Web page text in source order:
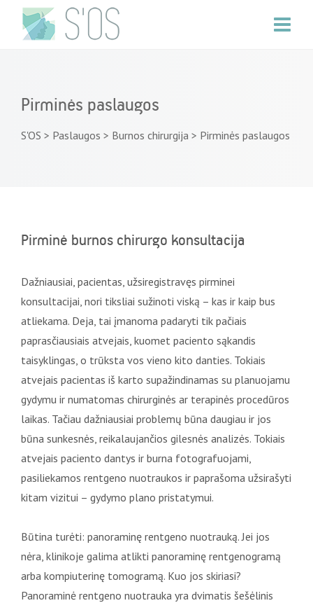
Pirminės paslaugos
S'OS > Paslaugos > Burnos chirurgija > Pirminės paslaugos
Pirminė burnos chirurgo konsultacija
Dažniausiai, pacientas, užsiregistravęs pirminei
konsultacijai, nori tiksliai sužinoti viską – kas ir kaip bus
atliekama. Deja, tai įmanoma padaryti tik pačiais
paprasčiausiais atvejais, kuomet paciento sąkandis
taisyklingas, o trūksta vos vieno kito danties. Tokiais
atvejais pacientas iš karto supažindinamas su planuojamu
gydymu ir numatomas chirurginės ar terapinės procedūros
laikas. Tačiau dažniausiai problemų būna daugiau ir jos
būna sunkesnės, reikalaujančios gilesnės analizės. Tokiais
atvejais paciento dantys ir burna fotografuojami,
pasiliekamos rentgeno nuotraukos ir paprašoma užsirašyti
kitam vizitui – gydymo plano pristatymui.
Būtina turėti: panoraminę rentgeno nuotrauką. Jei jos
nėra, klinikoje galima atlikti panoraminę rentgenogramą
arba kompiuterinę tomogramą. Kuo jos skiriasi?
Panoraminė rentgeno nuotrauka yra dvimatis šešėlinis